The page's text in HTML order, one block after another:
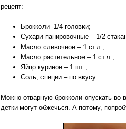
рецепт:
Брокколи -1/4 головки;
Сухари панировочные – 1/2
Масло сливочное – 1 ст.л.;
Масло растительное – 1 ст.л.;
Яйцо куриное – 1 шт.;
Соль, специи – по вкусу.
Можно отварную брокколи опускать во
детки могут обжечься. А потому,